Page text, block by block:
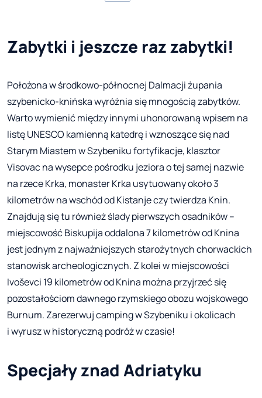
Zabytki i jeszcze raz zabytki!
Położona w środkowo-północnej Dalmacji żupania
szybenicko-knińska wyróżnia się mnogością zabytków.
Warto wymienić między innymi uhonorowaną wpisem na
listę UNESCO kamienną katedrę i wznoszące się nad
Starym Miastem w Szybeniku fortyfikacje, klasztor
Visovac na wysepce pośrodku jeziora o tej samej nazwie
na rzece Krka, monaster Krka usytuowany około 3
kilometrów na wschód od Kistanje czy twierdza Knin.
Znajdują się tu również ślady pierwszych osadników –
miejscowość Biskupija oddalona 7 kilometrów od Knina
jest jednym z najważniejszych starożytnych chorwackich
stanowisk archeologicznych. Z kolei w miejscowości
Ivoševci 19 kilometrów od Knina można przyjrzeć się
pozostałościom dawnego rzymskiego obozu wojskowego
Burnum. Zarezerwuj camping w Szybeniku i okolicach
i wyrusz w historyczną podróż w czasie!
Specjały znad Adriatyku